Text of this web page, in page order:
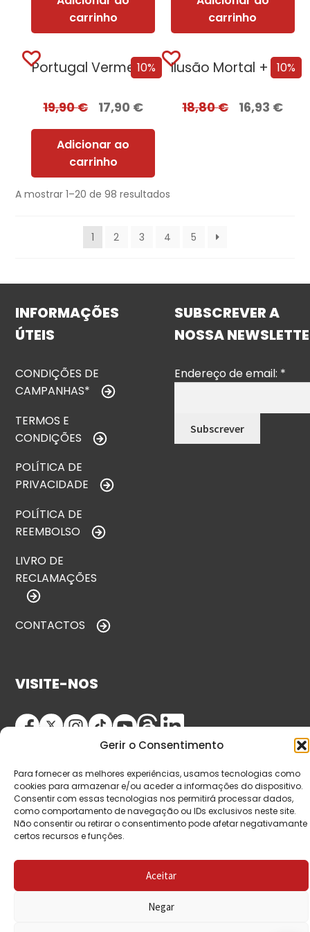
Gerir o Consentimento
Para fornecer as melhores experiências, usamos tecnologias como
cookies para armazenar e/ou aceder a informações do dispositivo.
Consentir com essas tecnologias nos permitirá processar dados,
como comportamento de navegação ou IDs exclusivos neste site.
Não consentir ou retirar o consentimento pode afetar negativamante
certos recursos e funções.
Aceitar
Negar
carrinho
carrinho
10%
Portugal Vermelho
19,90€ 17,90 €
Adicionar ao
carrinho
10%
Ilusão Mortal + Oferta Tentação
18,80€ 16,93 €
A mostrar 1–20 de 98 resultados
1 2 3 4 5
INFORMAÇÕES
ÚTEIS
CONDIÇÕES DE
CAMPANHAS*
TERMOS E
CONDIÇÕES
POLÍTICA DE
PRIVACIDADE
POLÍTICA DE
REEMBOLSO
LIVRO DE
RECLAMAÇÕES
CONTACTOS
SUBSCREVER A
NOSSA
Endereço de email: *
VISITE-NOS
© Copyright 2026 Saída de Emergência. Todos os
direitos reservados.